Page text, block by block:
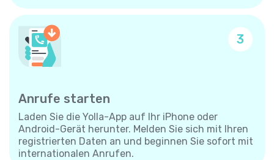
3
Anrufe starten
Laden Sie die Yolla-App auf Ihr iPhone oder
Android-Gerät herunter. Melden Sie sich mit Ihren
registrierten Daten an und beginnen Sie sofort mit
internationalen Anrufen.